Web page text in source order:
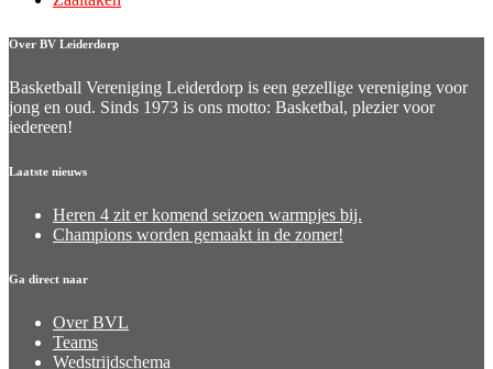
Over BV Leiderdorp
Basketball Vereniging Leiderdorp is een gezellige vereniging voor
jong en oud. Sinds 1973 is ons motto: Basketbal, plezier voor
iedereen!
Laatste nieuws
Heren 4 zit er komend seizoen warmpjes bij.
Champions worden gemaakt in de zomer!
Ga direct naar
Over BVL
Teams
Wedstrijdschema